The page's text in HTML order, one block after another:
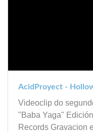
AcidProyect -
Videoclip do
"Baba Yaga"
Records Gravacion